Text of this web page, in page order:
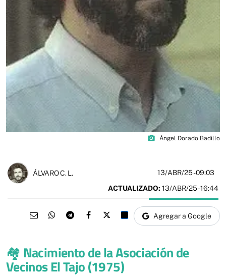
photo_camera Ángel Dorado Badillo
ÁLVARO C. L. 13/ABR/25- 09:03
ACTUALIZADO: 13/ABR/25 - 16:44
Agregar a Google
🏘️ Nacimiento de la Asociación de
Vecinos El Tajo (1975)